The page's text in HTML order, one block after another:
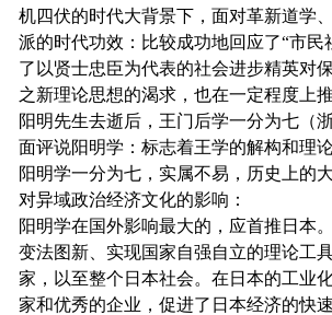
机四伏的时代大背景下，面对革新道学
派的时代功效：比较成功地回应了“市
了以贤士忠臣为代表的社会进步精英对
之新理论思想的渴求，也在一定程度上
阳明先生去逝后，王门后学一分为七（
面评说阳明学：标志着王学的解构和理
阳明学一分为七，实属不易，历史上的
对异域政治经济文化的影响：
阳明学在国外影响最大的，应首推日本
变法图新、实现国家自强自立的理论工
家，以至整个日本社会。在日本的工业
家和优秀的企业，促进了日本经济的快